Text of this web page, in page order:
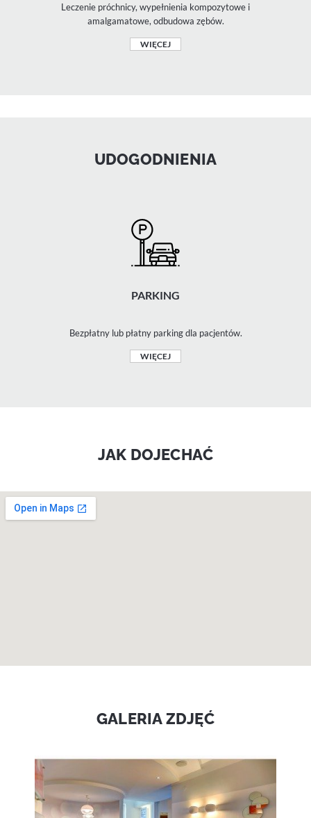
Leczenie próchnicy, wypełnienia kompozytowe i
amalgamatowe, odbudowa zębów.
WIĘCEJ
UDOGODNIENIA
PARKING
Bezpłatny lub płatny parking dla pacjentów.
WIĘCEJ
JAK DOJECHAĆ
GALERIA ZDJĘĆ